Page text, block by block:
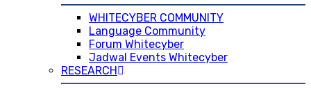
WHITECYBER COMMUNITY
Language Community
Forum Whitecyber
Jadwal Events Whitecyber
RESEARCH